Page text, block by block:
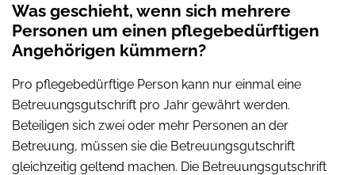
Was geschieht, wenn sich mehrere
Personen um einen pflegebedürftigen
Angehörigen kümmern?
Pro pflegebedürftige Person kann nur einmal eine
Betreuungsgutschrift pro Jahr gewährt werden.
Beteiligen sich zwei oder mehr Personen an der
Betreuung, müssen sie die Betreuungsgutschrift
gleichzeitig geltend machen. Die Betreuungsgutschrift